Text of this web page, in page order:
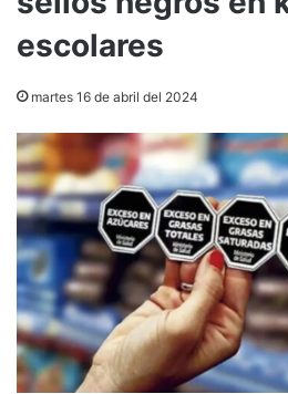
escolares
martes 16 de abril del 2024